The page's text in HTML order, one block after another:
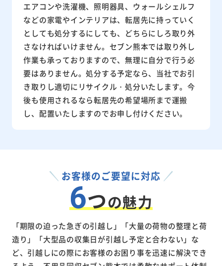
エアコンや洗濯機、照明器具、ウォールシェルフ
などの家電やインテリアは、転居先に持っていく
としても処分するにしても、どちらにしろ取り外
さなければいけません。セブン熊本では取り外し
作業も承っておりますので、無理に自分で行う必
要はありません。処分する予定なら、当社でお引
き取りし適切にリサイクル・処分いたします。今
後も使用されるなら転居先の希望場所まで運搬
し、配置いたしますのでお申し付けください。
お客様のご要望に対応
6つの魅力
「期限の迫った急ぎの引越し」「大量の荷物の整理と荷
造り」「大型品の収集日が引越し予定と合わない」な
ど、引越しにの際にお客様のお困り事を迅速に解決でき